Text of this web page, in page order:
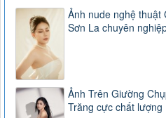
Ảnh nude nghệ thuật
Sơn La chuyên
Ảnh Trên Giường
Trăng cực chất lượng